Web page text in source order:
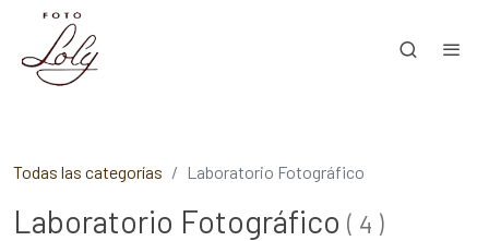
Todas las categorías Laboratorio Fotográfico
Laboratorio Fotográfico ( 4 )